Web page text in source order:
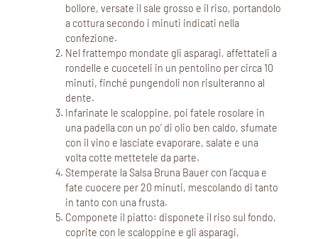
bollore, versate il sale grosso e il riso, portandolo
a cottura secondo i minuti indicati nella
confezione.
Nel frattempo mondate gli asparagi, affettateli a
rondelle e cuoceteli in un pentolino per circa 10
minuti, finché pungendoli non risulteranno al
dente.
Infarinate le scaloppine, poi fatele rosolare in
una padella con un po’ di olio ben caldo, sfumate
con il vino e lasciate evaporare, salate e una
volta cotte mettetele da parte.
Stemperate la Salsa Bruna Bauer con l’acqua e
fate cuocere per 20 minuti, mescolando di tanto
in tanto con una frusta.
Componete il piatto: disponete il riso sul fondo,
coprite con le scaloppine e gli asparagi,